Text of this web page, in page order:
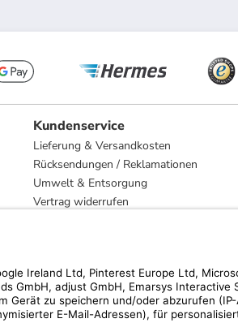
Kundenservice
Lieferung & Versandkosten
Rücksendungen / Reklamationen
Umwelt & Entsorgung
Vertrag widerrufen